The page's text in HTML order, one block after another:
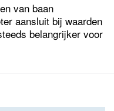
van baan
aansluit bij waarden
belangrijker voor